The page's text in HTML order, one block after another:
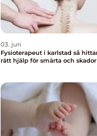
03. jun
Fysioterapeut i karlstad så hittar du
rätt hjälp för smärta och skador